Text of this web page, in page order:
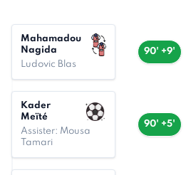
90' +9'
Mahamadou
Nagida
Ludovic Blas
90' +5'
Kader
Meïté
Assister: Mousa
Tamari